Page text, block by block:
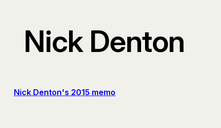
Nick Denton
Nick Denton's 2015 memo